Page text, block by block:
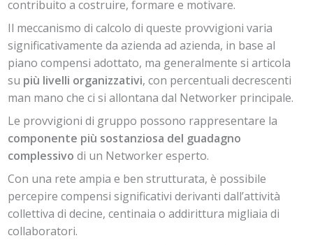
contribuito a costruire, formare e motivare.
Il meccanismo di calcolo di queste provvigioni varia
significativamente da azienda ad azienda, in base al
piano compensi adottato, ma generalmente si articola
su più livelli organizzativi, con percentuali decrescenti
man mano che ci si allontana dal Networker principale.
Le provvigioni di gruppo possono rappresentare la
componente più sostanziosa del guadagno
complessivo di un Networker esperto.
Con una rete ampia e ben strutturata, è possibile
percepire compensi significativi derivanti dall’attività
collettiva di decine, centinaia o addirittura migliaia di
collaboratori.